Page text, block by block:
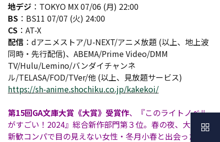
地デジ ：TOKYO MX 07/06 (月) 22:00
BS ：BS11 07/07 (火) 24:00
CS ：AT-X
配信 ：dアニメストア/U-NEXT/アニメ放題 (以上、地上波
同時・先行配信)、ABEMA/Prime Video/DMM
TV/Hulu/Lemino/バンダイチャンネ
ル/TELASA/FOD/TVer/他 (以上、見放題サービス)
https://sh-anime.shochiku.co.jp/kakekoi/
第15回GA文庫大賞《大賞》受賞作、『このライトノベル
がすごい！2024』総合新作部門第３位。春の夜、大学の
新歓コンパで目の見えない女性・冬月小春と出会った空野